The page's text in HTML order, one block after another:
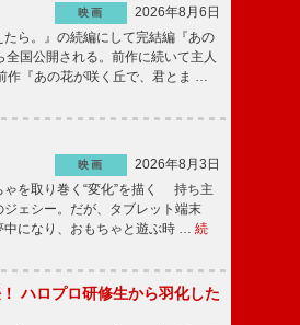
映画
2026年8月6日
ら。』の続編にして完結編『あの
国公開される。前作に続いて主人
作『あの花が咲く丘で、君とま …
映画
2026年8月3日
を取り巻く“変化”を描く 持ち主
ェシー。だが、タブレット端末
中になり、おもちゃと遊ぶ時 … 続
ハロプロ研修生から羽化した